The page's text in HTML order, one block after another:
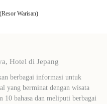
Warisan)
Hotel di Jepang
berbagai informasi untuk
yang berminat dengan wisata
10 bahasa dan meliputi berbagai